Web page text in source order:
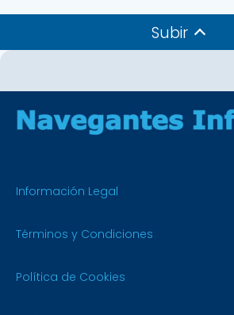
Subir
Información Legal
Términos y Condiciones
Política de Cookies